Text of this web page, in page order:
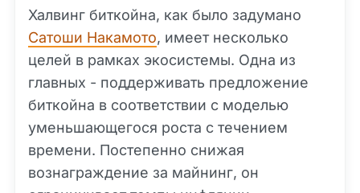
Халвинг биткойна, как было задумано
Сатоши Накамото, имеет несколько
целей в рамках экосистемы. Одна из
главных - поддерживать предложение
биткойна в соответствии с моделью
уменьшающегося роста с течением
времени. Постепенно снижая
вознаграждение за майнинг, он